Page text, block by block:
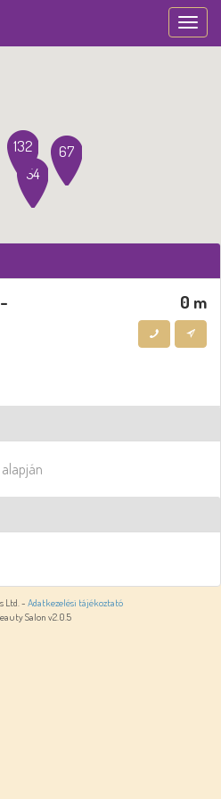
Toggle
navigation
67
54
132
0 m
Ltd. -Adatkezelési tájékoztató
Salon v2.0.5